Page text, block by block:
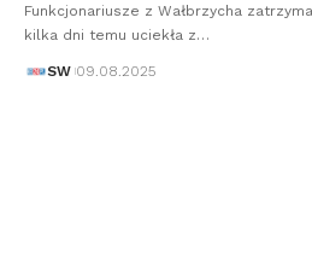
Funkcjonariusze z Wałbrzycha
kilka dni temu uciekła z…
SW 09.08.2025